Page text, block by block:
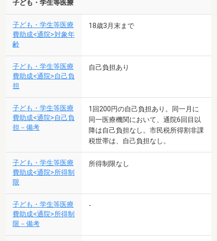
子ども・学生等医療
子ども・学生等医療
費助成<通院>対象年
齢
18歳3月末まで
子ども・学生等医療
費助成<通院>自己負
担
自己負担あり
子ども・学生等医療
費助成<通院>自己負
担－備考
1回200円の自己負担あり。同一月に
同一医療機関において、通院6回目以
降は自己負担なし。市民税所得割非課
税世帯は、自己負担なし。
子ども・学生等医療
費助成<通院>所得制
限
所得制限なし
子ども・学生等医療
費助成<通院>所得制
限－備考
-